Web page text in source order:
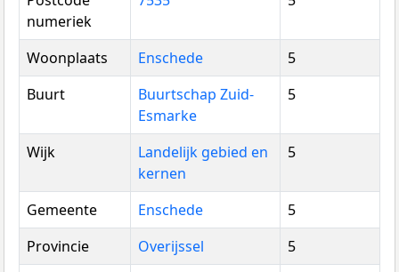
numeriek
Woonplaats Enschede
5
Buurt
Buurtschap Zuid-
Esmarke
5
Wijk
Landelijk gebied en
kernen
5
Gemeente Enschede
5
Provincie
Overijssel
5